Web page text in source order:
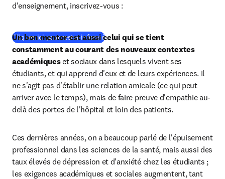
d'enseignement, inscrivez-vous :
Cliquez ici pour rester informé(opens in new tab/window
Un bon mentor est aussi celui qui se tient
constamment au courant des nouveaux contextes
académiques et sociaux dans lesquels vivent ses
étudiants, et qui apprend d'eux et de leurs expériences. Il
ne s'agit pas d'établir une relation amicale (ce qui peut
arriver avec le temps), mais de faire preuve d'empathie au-
delà des portes de l'hôpital et loin des patients.
Ces dernières années, on a beaucoup parlé de l'épuisement
professionnel dans les sciences de la santé, mais aussi des
taux élevés de dépression et d'anxiété chez les étudiants ;
les exigences académiques et sociales augmentent, tant